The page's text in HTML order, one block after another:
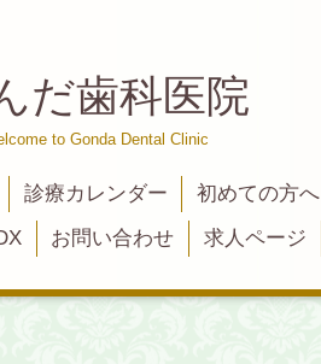
だ歯科医院
to Gonda Dental Clinic
診療カレンダー 初めての方へ
お問い合わせ 求人ページ